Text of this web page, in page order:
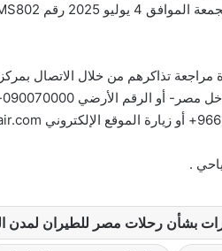
تذاكرهم من خلال الاتصال
.
بشأن رحلات مصر للطيران لمدن